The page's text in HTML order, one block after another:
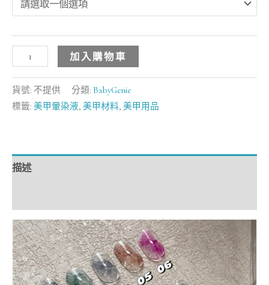
加入購物車
貨號: 不提供 分類: BabyGenie
標籤: 美甲暈染液, 美甲材料, 美甲用品
描述